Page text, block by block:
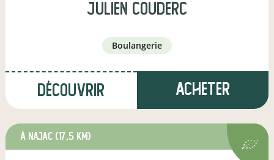
julien couderc
boulangerie
Découvrir Acheter
à Najac (17,5 km)